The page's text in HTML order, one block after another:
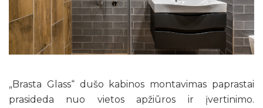
„Brasta Glass“ dušo kabinos montavimas paprastai
prasideda nuo vietos apžiūros ir įvertinimo.